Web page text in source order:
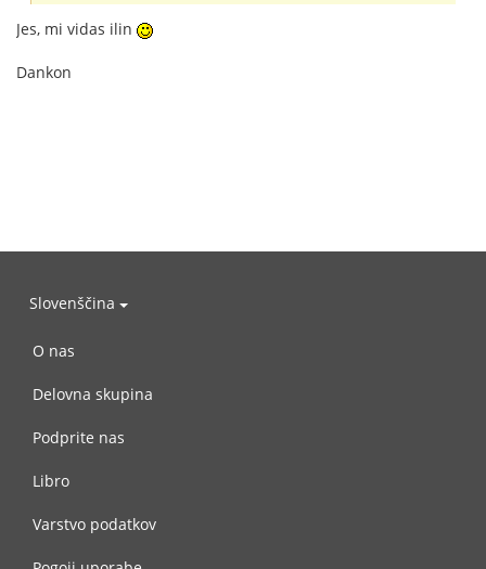
Jes, mi vidas ilin
Dankon
Slovenščina
O nas
Delovna skupina
Podprite nas
Libro
Varstvo podatkov